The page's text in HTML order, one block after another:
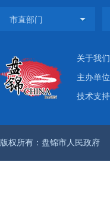
关于我们
主办单
技术支
版权所有：盘锦市人民政府